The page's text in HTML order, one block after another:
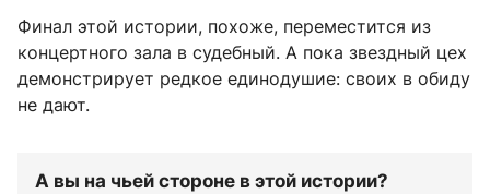
Финал этой истории, похоже, переместится из
концертного зала в судебный. А пока звездный цех
демонстрирует редкое единодушие: своих в обиду
не дают.
А вы на чьей стороне в этой истории?